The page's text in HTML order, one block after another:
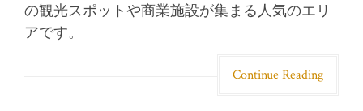
の観光スポットや商業施設が集まる人気のエリ
アです。
Continue Reading